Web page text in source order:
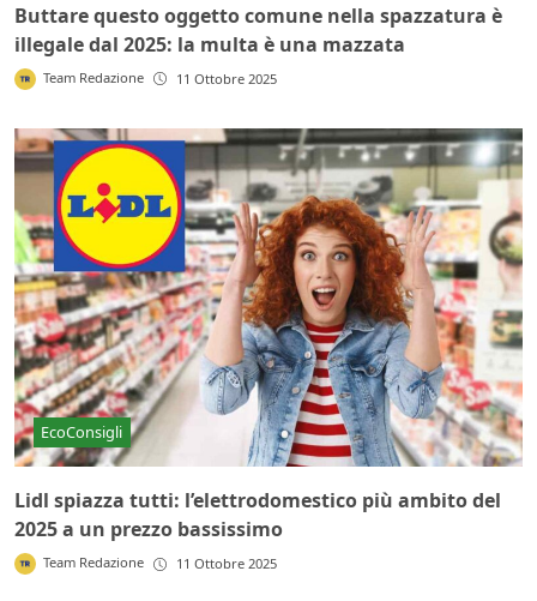
Buttare questo oggetto comune nella spazzatura è
illegale dal 2025: la multa è una mazzata
Team Redazione 11 Ottobre 2025
EcoConsigli
Lidl spiazza tutti: l’elettrodomestico più ambito del
2025 a un prezzo bassissimo
Team Redazione 11 Ottobre 2025